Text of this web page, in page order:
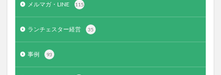
メルマガ・LINE 115
ランチェスター経営 35
事例 93